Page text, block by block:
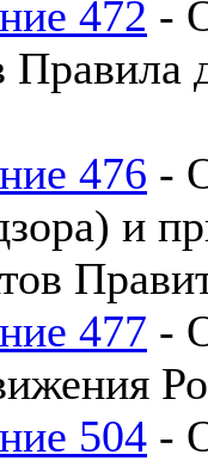
472 -
Правила
476 -
и
477 -
504 -